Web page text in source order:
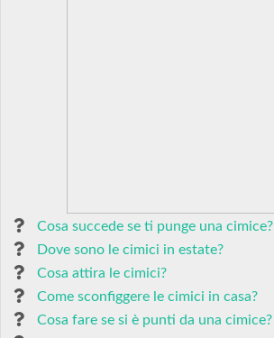
Cosa succede se ti punge una cimice?
Dove sono le cimici in estate?
Cosa attira le cimici?
Come sconfiggere le cimici in casa?
Cosa fare se si è punti da una cimice?